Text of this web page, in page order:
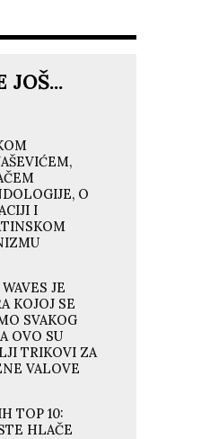
JOŠ...
O
I
JE
KOJOJ SE
SVAKOG
OVO SU
TRIKOVI ZA
VALOVE
TOP 10:
HLAČE